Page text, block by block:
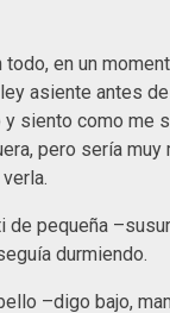
en un
asiente antes
y siento como me
pero sería muy
de pequeña
durmiendo.
–digo bajo,